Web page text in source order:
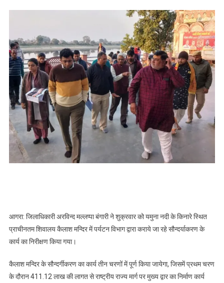
मन्दिर
में
चल
रहा
सौन्दर्याकरण
का
तीसरा
चरण,
जिलाधिकारी
किया
आगरा: जिलाधिकारी अरविन्द मल्लप्पा बंगारी ने शुक्रवार को यमुना नदी के किनारे स्थित
प्राचीनतम शिवालय कैलाश मन्दिर में पर्यटन विभाग द्वारा कराये जा रहे सौन्दर्याकरण के
कार्य का निरीक्षण किया गया।
कैलाश मन्दिर के सौन्दर्गीकरण का कार्य तीन चरणों में पूर्ण किया जायेगा, जिसमें प्रथम चरण
के दौरान 411.12 लाख की लागत से राष्ट्रीय राज्य मार्ग पर मुख्य द्वार का निर्माण कार्य